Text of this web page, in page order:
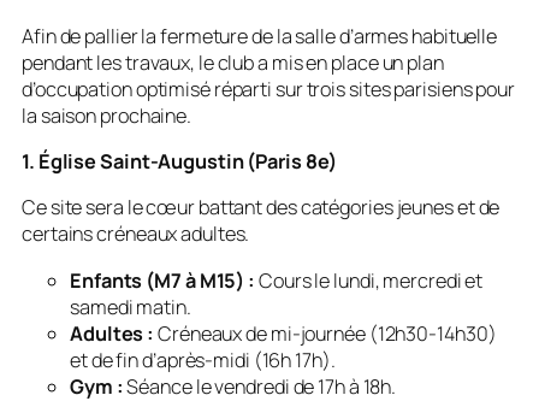
Afin de pallier la fermeture de la salle d’armes habituelle
pendant les travaux, le club a mis en place un plan
d’occupation optimisé réparti sur trois sites parisiens pour
la saison prochaine.
1. Église Saint-Augustin (Paris 8e)
Ce site sera le cœur battant des catégories jeunes et de
certains créneaux adultes.
Enfants (M7 à M15) : Cours le lundi, mercredi et
samedi matin.
Adultes : Créneaux de mi-journée (12h30-14h30)
et de fin d’après-midi (16h 17h).
Gym :Séance le vendredi de 17h à 18h.